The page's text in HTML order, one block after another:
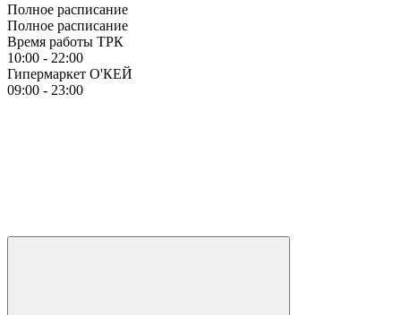
Полное расписание
Полное расписание
Время работы ТРК
10:00 - 22:00
Гипермаркет О'КЕЙ
09:00 - 23:00